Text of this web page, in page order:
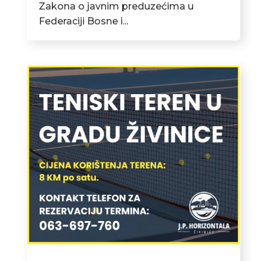
Zakona o javnim preduzećima u
Federaciji Bosne i...